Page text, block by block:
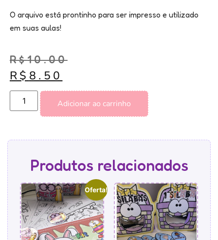
O arquivo está prontinho para ser impresso e utilizado
em suas aulas!
R$10.00
R$ 8.50
Adicionar ao carrinho
Produtos relacionados
Oferta!